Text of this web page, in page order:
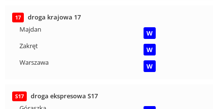
17
droga krajowa 17
Majdan
W
Zakręt
W
Warszawa
W
S17
droga ekspresowa S17